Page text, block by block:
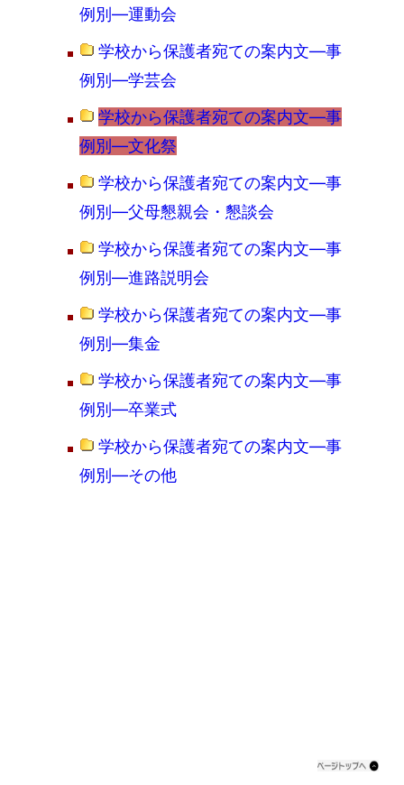
例別―運動会
学校から保護者宛ての案内文―事
例別―学芸会
学校から保護者宛ての案内文―事
例別―文化祭
学校から保護者宛ての案内文―事
例別―父母懇親会・懇談会
学校から保護者宛ての案内文―事
例別―進路説明会
学校から保護者宛ての案内文―事
例別―集金
学校から保護者宛ての案内文―事
例別―卒業式
学校から保護者宛ての案内文―事
例別―その他